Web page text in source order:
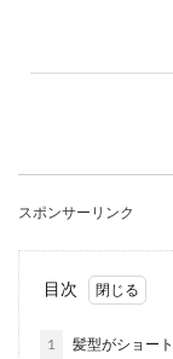
スポンサーリンク
目次
1
髪型がショー